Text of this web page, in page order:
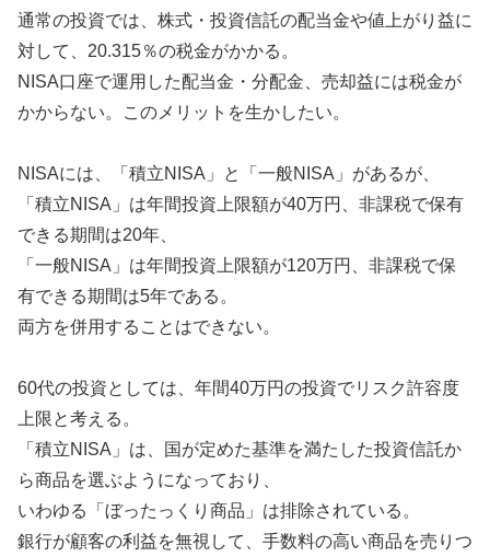
通常の投資では、株式・投資信託の配当金や値上がり益に
対して、20.315％の税金がかかる。
NISA口座で運用した配当金・分配金、売却益には税金が
かからない。このメリットを生かしたい。
NISAには、「積立NISA」と「一般NISA」があるが、
「積立NISA」は年間投資上限額が40万円、非課税で保有
できる期間は20年、
「一般NISA」は年間投資上限額が120万円、非課税で保
有できる期間は5年である。
両方を併用することはできない。
60代の投資としては、年間40万円の投資でリスク許容度
上限と考える。
「積立NISA」は、国が定めた基準を満たした投資信託か
ら商品を選ぶようになっており、
いわゆる「ぼったっくり商品」は排除されている。
銀行が顧客の利益を無視して、手数料の高い商品を売りつ